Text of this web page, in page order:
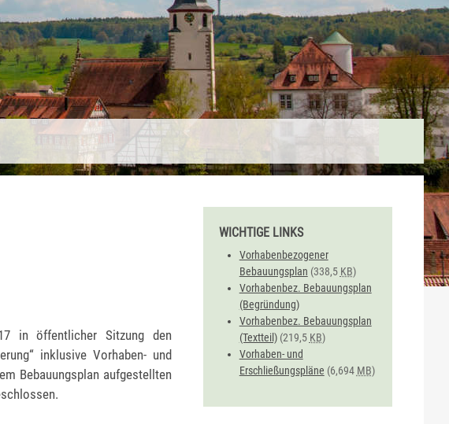
in öffentlicher Sitzung den
inklusive Vorhaben- und
Bebauungsplan aufgestellten
WICHTIGE LINKS
Vorhabenbezogener
Bebauungsplan (338,5 KB)
Vorhabenbez. Bebauungsplan
(Begründung)
Vorhabenbez. Bebauungsplan
(Textteil)(219,5 KB)
Vorhaben- und
Erschließungspläne (6,694 MB)